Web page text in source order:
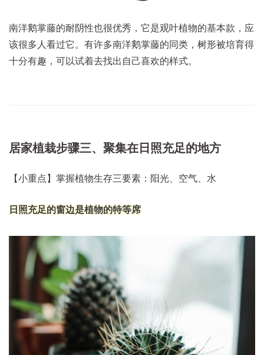
南洋鹅掌藤的耐阴性也很优秀，它是观叶植物的基本款，应
该很多人看过它。有许多南洋鹅掌藤的同类，树形被培育得
十分有趣，可以试着去找出自己喜欢的样式。
居家植栽步骤三、聚集在日照充足的地方
【小重点】掌握植物生存三要素：阳光、空气、水
日照充足的窗边是植物的特等席